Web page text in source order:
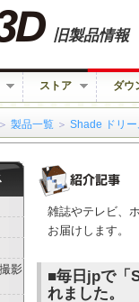
旧製品情報
ストア ダウ
＞ 製品一覧 ＞ Shade ドリ
影
雑誌やテレビ、
お届けします。
■毎日jpで「
れました。